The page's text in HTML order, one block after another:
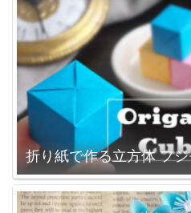
折り紙で作る立方体 フ